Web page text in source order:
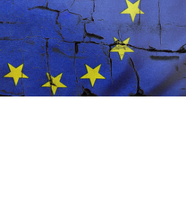
DU 20 JUIN 2023 : « LES FEMMES AU GRAND SIÈCLE, UNE ÉTUDE